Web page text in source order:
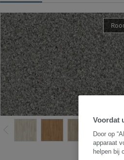
Voordat
Door op
apparaat
helpen bij